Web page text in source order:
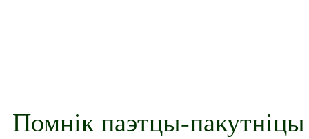
Помнік паэтцы-